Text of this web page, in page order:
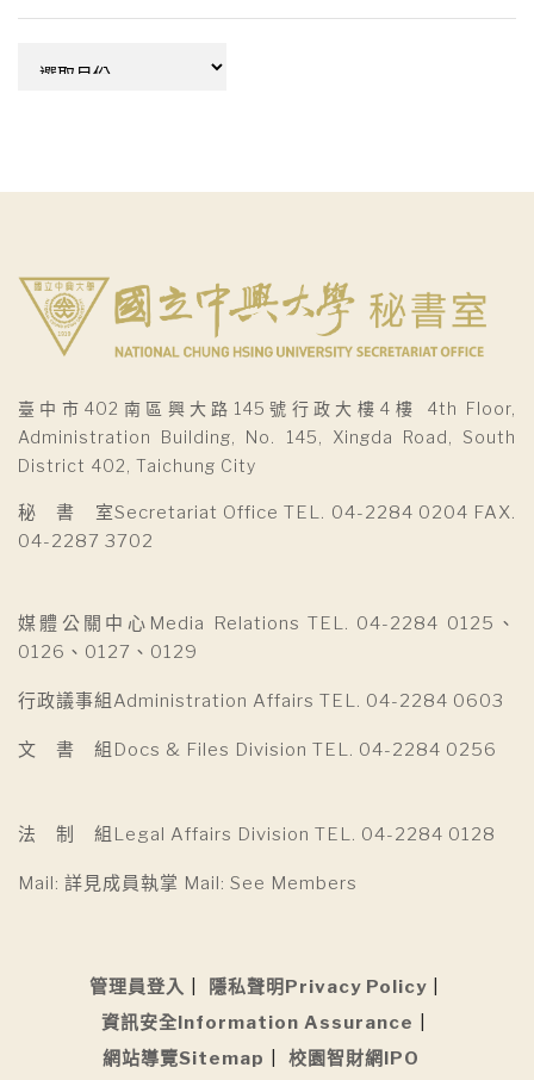
臺中市402南區興大路145號行政大樓4樓 4th Floor,
Administration Building, No. 145, Xingda Road, South
District 402, Taichung City
秘 書 室Secretariat Office TEL. 04-2284 0204 FAX.
04-2287 3702
媒體公關中心Media Relations TEL. 04-2284 0125、
0126、0127、0129
行政議事組Administration Affairs TEL. 04-2284 0603
文 書 組Docs & Files Division TEL. 04-2284 0256
法 制 組Legal Affairs Division TEL. 04-2284 0128
Mail: 詳見成員執掌 Mail: See Members
管理員登入
隱私聲明Privacy Policy
資訊安全Information Assurance
網站導覽Sitemap
校園智財網IPO